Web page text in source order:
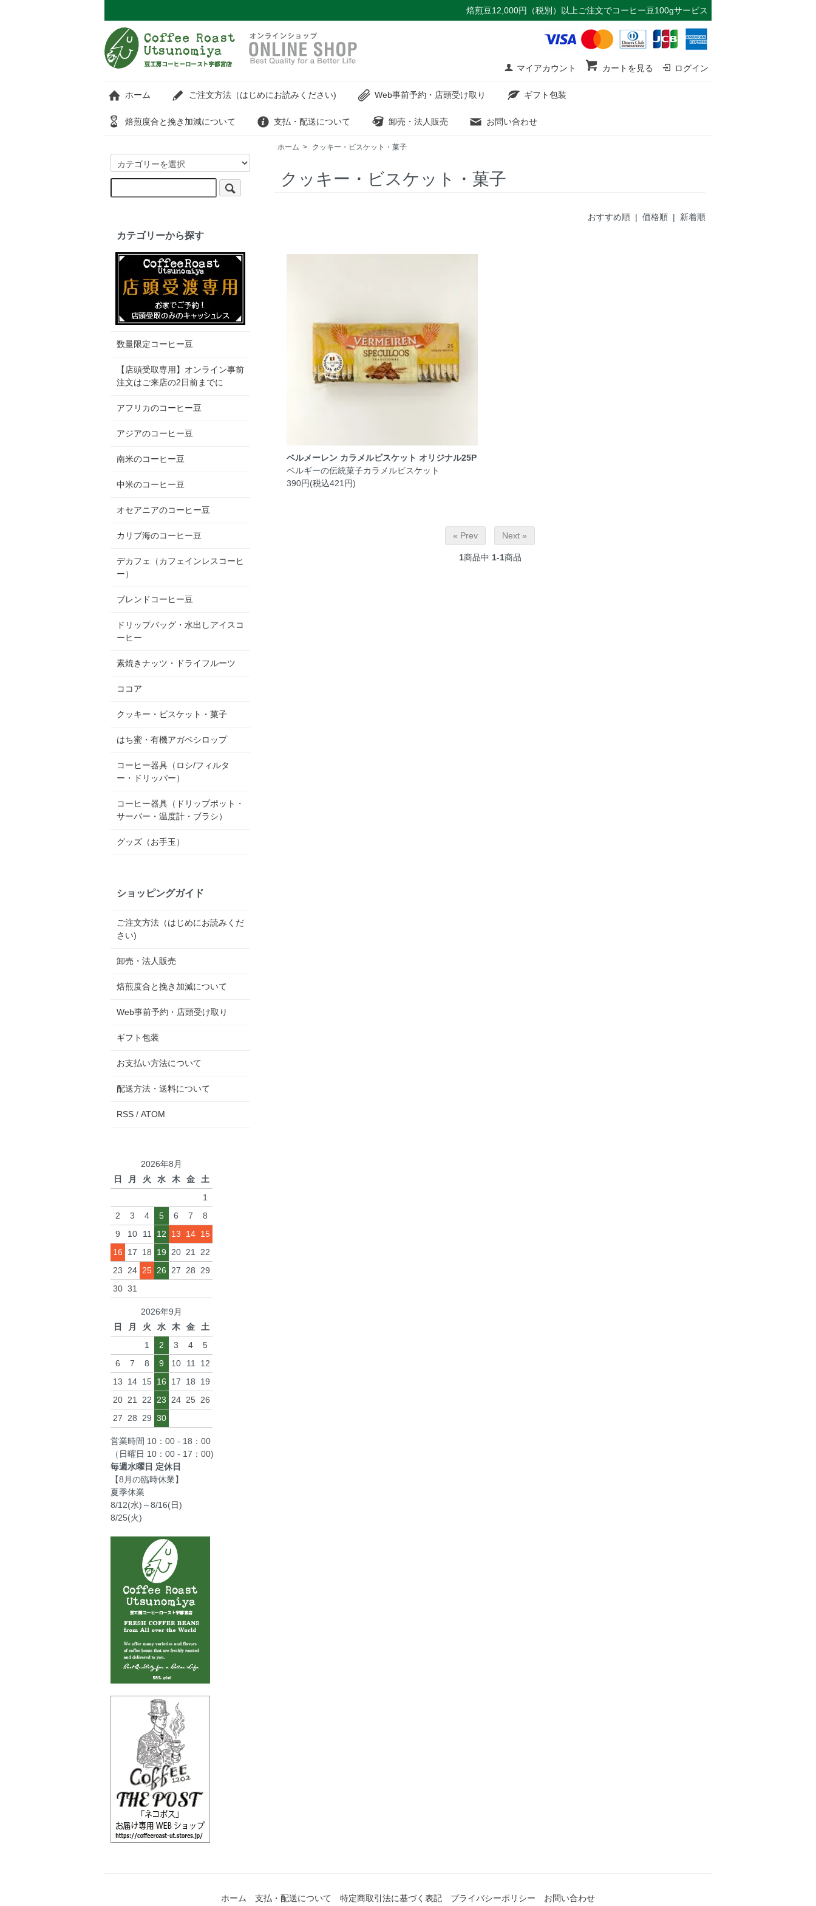
焙煎豆12,000円（税別）以上ご注文でコーヒー豆100gサービス
マイアカウント カートを見る ログイン
ホーム ご注文方法（はじめにお読みください) Web事前予約・店頭受け取り ギフト包装
焙煎度合と挽き加減について 支払・配送について 卸売・法人販売 お問い合わせ
ホーム > クッキー・ビスケット・菓子
クッキー・ビスケット・菓子
おすすめ順 | 価格順 | 新着順
ベルメーレン カラメルビスケット オリジナル25P
ベルギーの伝統菓子カラメルビスケット
390円(税込421円)
« Prev Next »
1商品中 1-1商品
カテゴリーから探す
数量限定コーヒー豆
【店頭受取専用】オンライン事前
注文はご来店の2日前までに
アフリカのコーヒー豆
アジアのコーヒー豆
南米のコーヒー豆
中米のコーヒー豆
オセアニアのコーヒー豆
カリブ海のコーヒー豆
デカフェ（カフェインレスコーヒ
ー）
ブレンドコーヒー豆
ドリップバッグ・水出しアイスコ
ーヒー
素焼きナッツ・ドライフルーツ
ココア
クッキー・ビスケット・菓子
はち蜜・有機アガベシロップ
コーヒー器具（ロシ/フィルタ
ー・ドリッパー）
コーヒー器具（ドリップポット・
サーバー・温度計・ブラシ）
グッズ（お手玉）
ショッピングガイド
ご注文方法（はじめにお読みくだ
さい)
卸売・法人販売
焙煎度合と挽き加減について
Web事前予約・店頭受け取り
ギフト包装
お支払い方法について
配送方法・送料について
RSS / ATOM
2026年8月
日
月 火 水 木 金
土
1
2
3 4 5 6 7
8
9
10 11 12 13 14 15
16
17 18 19 20 21 22
23 24 25 26 27 28 29
30 31
2026年9月
日
月 火 水 木 金
土
1
2 3 4
5
6
7 8 9 10 11
12
13
14 15 16 17 18
19
20 21 22 23 24 25 26
27 28 29 30
営業時間 10：00 - 18：00
（日曜日 10：00 - 17：00)
毎週水曜日 定休日
【8月の臨時休業】
夏季休業
8/12(水)～8/16(日)
8/25(火)
ホーム 支払・配送について 特定商取引法に基づく表記 プライバシーポリシー お問い合わせ